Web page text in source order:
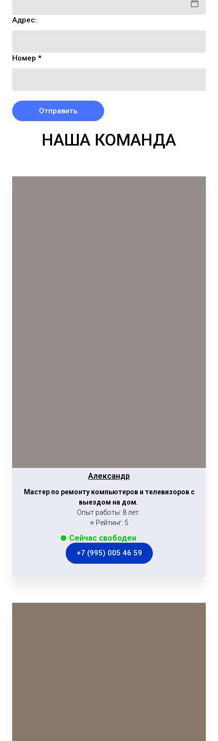
Адрес:
Номер *
Отправить
НАША КОМАНДА
Александр
Мастер по ремонту компьютеров и телевизоров с
выездом на дом.
Опыт работы: 8 лет.
⭐ Рейтинг: 5
Сейчас свободен
+7 (995) 005 46 59